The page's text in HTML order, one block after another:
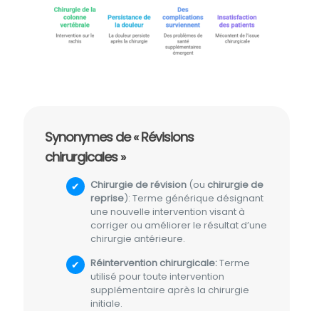
Synonymes de « Révisions
chirurgicales »
Chirurgie de révision(ou chirurgie de
reprise): Terme générique désignant
une nouvelle intervention visant à
corriger ou améliorer le résultat d’une
chirurgie antérieure.
Réintervention chirurgicale:Terme
utilisé pour toute intervention
supplémentaire après la chirurgie
initiale.